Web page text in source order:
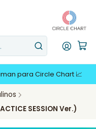
para Circle Chart 📈
SESSION Ver.)